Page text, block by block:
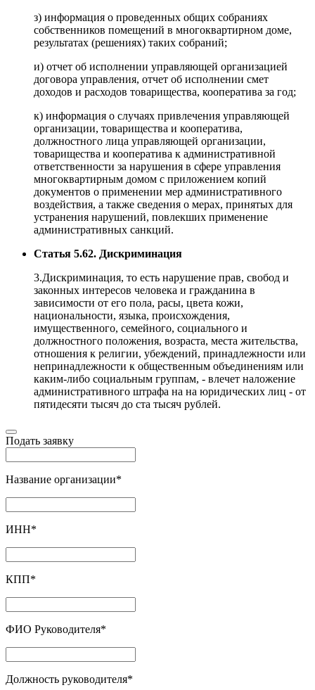
з) информация о проведенных общих собраниях
собственников помещений в многоквартирном доме,
результатах (решениях) таких собраний;
и) отчет об исполнении управляющей организацией
договора управления, отчет об исполнении смет
доходов и расходов товарищества, кооператива за год;
к) информация о случаях привлечения управляющей
организации, товарищества и кооператива,
должностного лица управляющей организации,
товарищества и кооператива к административной
ответственности за нарушения в сфере управления
многоквартирным домом с приложением копий
документов о применении мер административного
воздействия, а также сведения о мерах, принятых для
устранения нарушений, повлекших применение
административных санкций.
Статья 5.62. Дискриминация
3.Дискриминация, то есть нарушение прав, свобод и
законных интересов человека и гражданина в
зависимости от его пола, расы, цвета кожи,
национальности, языка, происхождения,
имущественного, семейного, социального и
должностного положения, возраста, места жительства,
отношения к религии, убеждений, принадлежности или
непринадлежности к общественным объединениям или
каким-либо социальным группам, - влечет наложение
административного штрафа на на юридических лиц - от
пятидесяти тысяч до ста тысяч рублей.
Подать заявку
Название организации*
ИНН*
КПП*
ФИО Руководителя*
Должность руководителя*